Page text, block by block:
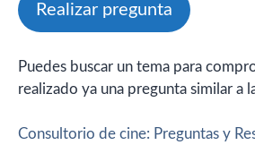
Realizar pregunta
Puedes buscar un tema para
realizado ya una pregunta similar a
Consultorio de cine: Preguntas y